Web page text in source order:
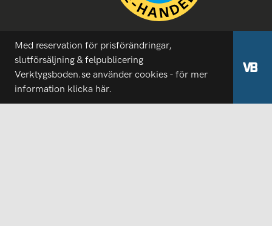
Med reservation för prisförändringar,
slutförsäljning & felpublicering
Verktygsboden.se använder cookies - för mer
information klicka här.